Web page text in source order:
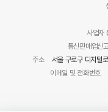
사업자
통신판매업신
주소
서울 구로구 디지털
이메일 및 전화번호